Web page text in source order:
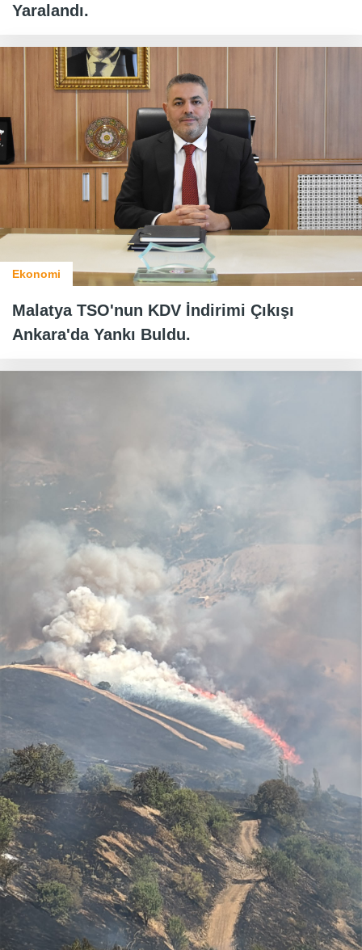
Yaralandı.
Ekonomi
Malatya TSO'nun KDV İndirimi Çıkışı
Ankara'da Yankı Buldu.